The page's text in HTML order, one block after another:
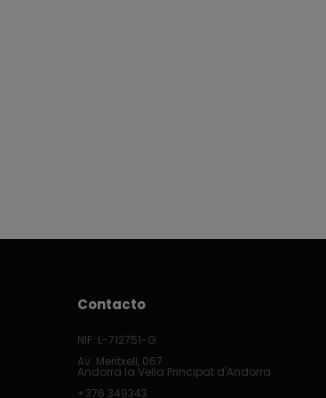
Contacto
NIF: L-712751-G
Av. Meritxell, 067
Andorra la Vella Principat d'Andorra
+376 349343